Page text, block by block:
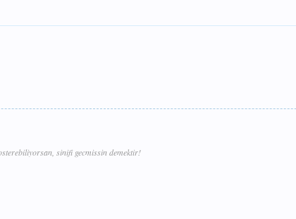
sinifi gecmissin demektir!